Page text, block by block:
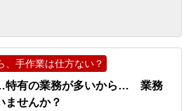
、手作業は仕方ない？
特有の業務が多いから… 業務
ませんか？